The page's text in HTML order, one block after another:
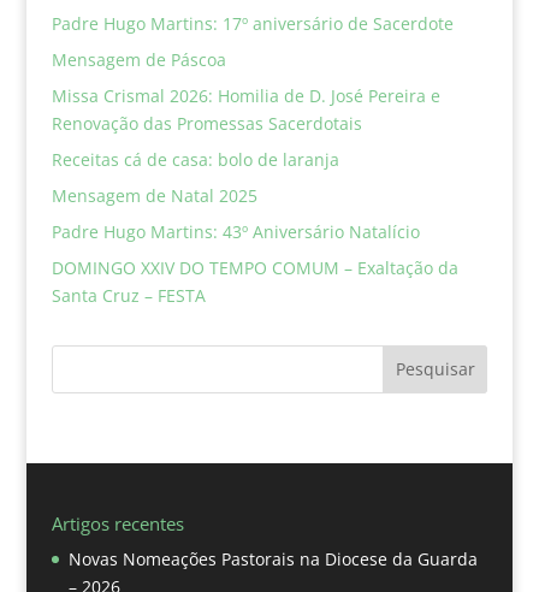
Padre Hugo Martins: 17º aniversário de Sacerdote
Mensagem de Páscoa
Missa Crismal 2026: Homilia de D. José Pereira e
Renovação das Promessas Sacerdotais
Receitas cá de casa: bolo de laranja
Mensagem de Natal 2025
Padre Hugo Martins: 43º Aniversário Natalício
DOMINGO XXIV DO TEMPO COMUM – Exaltação da
Santa Cruz – FESTA
Pesquisar
Artigos recentes
Novas Nomeações Pastorais na Diocese da Guarda
– 2026